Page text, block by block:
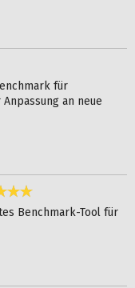
für
an neue
Benchmark-Tool für